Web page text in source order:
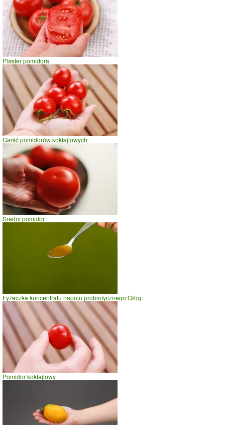
Wykres źródeł energii produktu
(28%)
Energia z
tłuszczów (6%)
Energia z
węglowodanów
(66%)
28%
66%
Czas potrzebny na spalenie porcji ze zdjęcia
wadze70kg -zobacz dla swojej wagi
0
jazda na rowerze
szybki taniec,trucht
spacer
prasowanie
prowadzenie samochodu
Plaster pomidora
Garść pomidorów koktajlowych
Średni pomidor
Łyżeczka koncentratu napoju probiotycznego Głóg
Pomidor koktajlowy